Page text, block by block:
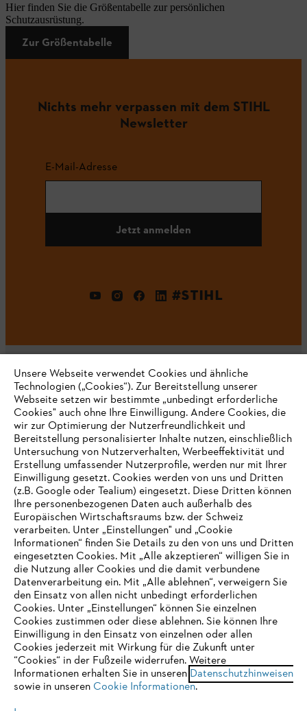
Hier finden Sie die Größentabelle zur persönlichen
Schutzausrüstung.
Zur Größentabelle
Nichts mehr verpassen mit dem STIHL
Newsletter
E-Mail-Adresse
Jetzt anmelden
#STIHL
Unternehmen
Häufig gestellte Fragen
Support
Datenschutz Impressum Cookies
Rechtliche Informationen
STIHL VERTRIEBS AG, 8617 Mönchaltorf
IHR BROWSER WIRD NICHT
UNTERSTÜTZT
Sie nutzen einen Browser, den wir noch nicht unterstützen. Für
eine optimale Nutzung unserer Seite empfehlen wir Ihnen, zu
einem der folgenden Browser zu wechseln:
Unsere Webseite verwendet Cookies und ähnliche
Technologien („Cookies“). Zur Bereitstellung unserer
Webseite setzen wir bestimmte „unbedingt erforderliche
Cookies" auch ohne Ihre Einwilligung. Andere Cookies, die
wir zur Optimierung der Nutzerfreundlichkeit und
Bereitstellung personalisierter Inhalte nutzen, einschließlich
Untersuchung von Nutzerverhalten, Werbeeffektivität und
Erstellung umfassender Nutzerprofile, werden nur mit Ihrer
Einwilligung gesetzt. Cookies werden von uns und Dritten
(z.B. Google oder Tealium) eingesetzt. Diese Dritten können
Ihre personenbezogenen Daten auch außerhalb des
Europäischen Wirtschaftsraums bzw. der Schweiz
verarbeiten. Unter „Einstellungen" und „Cookie
Informationen“ finden Sie Details zu den von uns und Dritten
eingesetzten Cookies. Mit „Alle akzeptieren“ willigen Sie in
die Nutzung aller Cookies und die damit verbundene
Datenverarbeitung ein. Mit „Alle ablehnen“, verweigern Sie
den Einsatz von allen nicht unbedingt erforderlichen
Cookies. Unter „Einstellungen“ können Sie einzelnen
Cookies zustimmen oder diese ablehnen. Sie können Ihre
Einwilligung in den Einsatz von einzelnen oder allen
Cookies jederzeit mit Wirkung für die Zukunft unter
“Cookies“ in der Fußzeile widerrufen. Weitere
Informationen erhalten Sie in unseren Datenschutzhinweisen
sowie in unseren Cookie Informationen.